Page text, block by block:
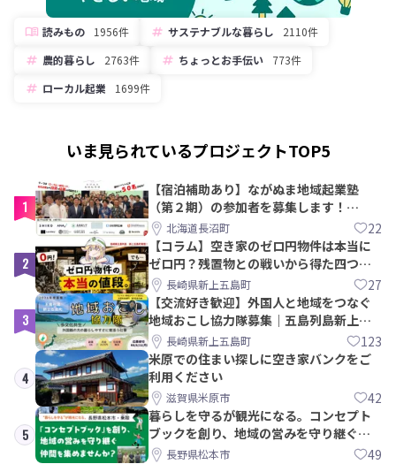
読みもの 1956件 サステナブルな暮らし
2110件
農的暮らし
2763件 ちょっとお手伝い
773件
ローカル起業
1699件
いま見られているプロジェクトTOP5
1
【宿泊補助あり】ながぬま地域起業塾
（第２期）の参加者を募集します！
【8/21〆】
北海道長沼町 22
2
【コラム】空き家のゼロ円物件は本当に
ゼロ円？残置物との戦いから得た四つの
教訓｜新上五島町
長崎県新上五島町 27
3
【交流好き歓迎】外国人と地域をつなぐ
地域おこし協力隊募集｜五島列島新上五
島町長崎県新上五島町 123
4
米原での住まい探しに空き家バンクをご
利用ください
滋賀県米原市 42
5
暮らしを守るが観光になる。コンセプト
ブックを創り、地域の営みを守り継ぐ仲
間を集めませんか？
長野県松本市 49